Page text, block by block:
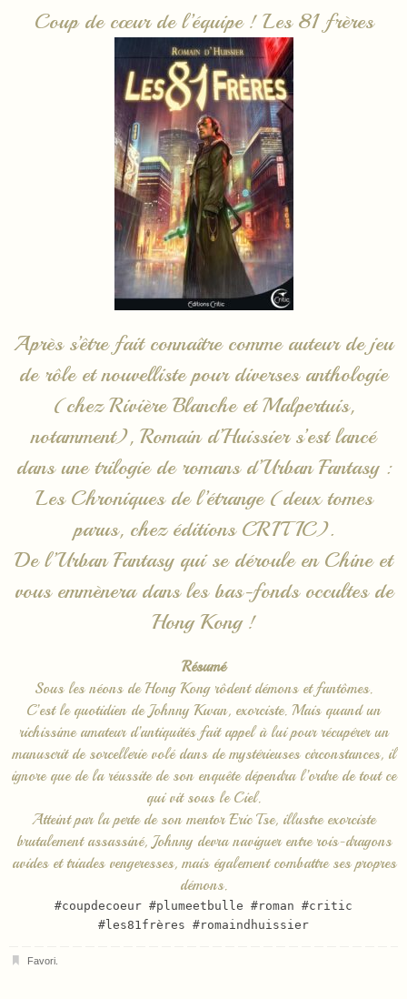
Coup de cœur de l’équipe ! Les 81 frères
Après s’être fait connaître comme auteur de jeu
de rôle et nouvelliste pour diverses anthologie
(chez Rivière Blanche et Malpertuis,
notamment), Romain d’Huissier s’est lancé
dans une trilogie de romans d’Urban Fantasy :
Les Chroniques de l’étrange (deux tomes
parus, chez éditions CRITIC).
De l’Urban Fantasy qui se déroule en Chine et
vous emmènera dans les bas-fonds occultes de
Hong Kong !
Résumé
Sous les néons de Hong Kong rôdent démons et fantômes.
C’est le quotidien de Johnny Kwan, exorciste. Mais quand un
richissime amateur d’antiquités fait appel à lui pour récupérer un
manuscrit de sorcellerie volé dans de mystérieuses circonstances, il
ignore que de la réussite de son enquête dépendra l’ordre de tout ce
qui vit sous le Ciel.
Atteint par la perte de son mentor Eric Tse, illustre exorciste
brutalement assassiné, Johnny devra naviguer entre rois-dragons
avides et triades vengeresses, mais également combattre ses propres
démons.
#coupdecoeur #plumeetbulle #roman #critic
#les81frères #romaindhuissier
Favori.